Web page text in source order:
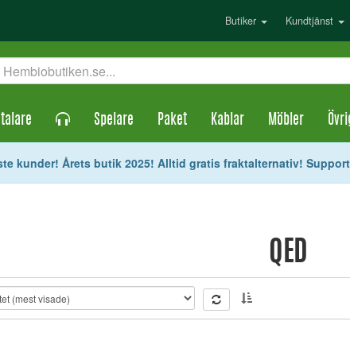
Butiker Kundtjänst
Spelare Paket Kablar Möbler
kunder! Årets butik 2025! Alltid gratis fraktalternativ!
QED